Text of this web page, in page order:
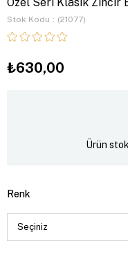
Stok Kodu (21077)
₺630,00
Ürün
Renk